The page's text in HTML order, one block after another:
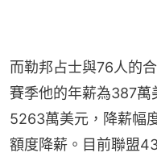
而勒邦占士與76人的
賽季他的年薪為387萬
5263萬美元，降薪幅
額度降薪。目前聯盟